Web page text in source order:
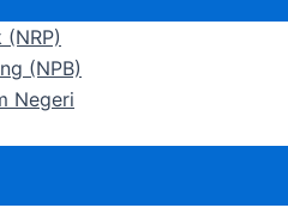
(NPB)
Negeri